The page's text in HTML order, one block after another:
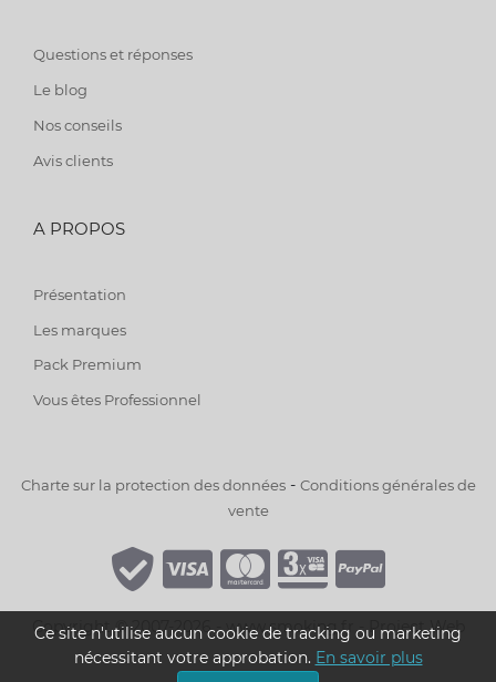
Questions et réponses
Le blog
Nos conseils
Avis clients
A PROPOS
Présentation
Les marques
Pack Premium
Vous êtes Professionnel
Charte sur la protection des données- Conditions générales de
vente
Copyright © 2007-2026 - www.smoking.fr -Project Web
Ce site n'utilise aucun cookie de tracking ou marketing
nécessitant votre approbation. En savoir plus